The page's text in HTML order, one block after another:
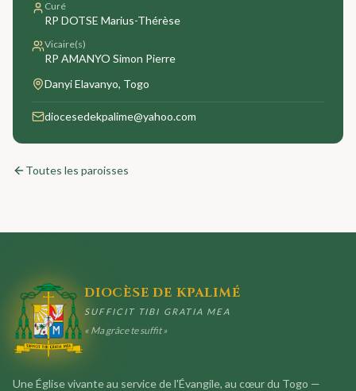
Curé
RP DOTSE Marius-Thérèse
Vicaire(s)
RP AMANYO Simon Pierre
Danyi Elavanyo, Togo
diocesedekpalime@yahoo.com
Toutes les paroisses
DIOCÈSE DE KPALIMÉ
SUFFICIT TIBI GRATIA MEA
« Ma grâce te suffit »
Une Église vivante au service de l'Évangile, au cœur du Togo —